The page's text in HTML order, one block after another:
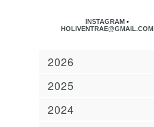
INSTAGRAM•
HOLIVENTRAE@GMAIL.COM
2026
2025
2024